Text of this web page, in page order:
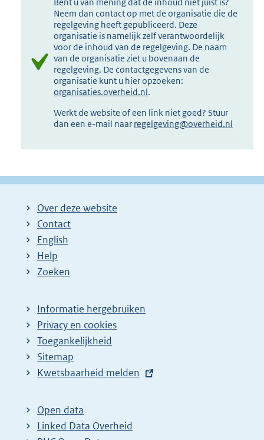
Bent u van mening dat de inhoud niet juist is?
Neem dan contact op met de organisatie die de
regelgeving heeft gepubliceerd. Deze
organisatie is namelijk zelf verantwoordelijk
voor de inhoud van de regelgeving. De naam
van de organisatie ziet u bovenaan de
regelgeving. De contactgegevens van de
organisatie kunt u hier opzoeken:
organisaties.overheid.nl.
Werkt de website of een link niet goed? Stuur
dan een e-mail naar regelgeving@overheid.nl
Over deze website
Contact
English
Help
Zoeken
Informatie hergebruiken
Privacy en cookies
Toegankelijkheid
Sitemap
E
t
e
r
Kwetsbaarheid melden
Open data
Linked Data Overheid